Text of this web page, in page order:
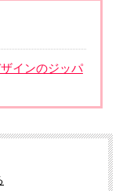
インのジッパ